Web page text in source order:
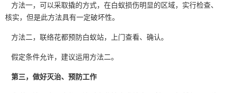
方法一，可以采取撬的方式，在白蚁损伤明显的区域，实行检查、
核实，但是此方法具有一定破坏性。
方法二，联络花都预防白蚁站，上门查看、确认。
假定条件允许，建议运用方法二。
第三，做好灭治、预防工作